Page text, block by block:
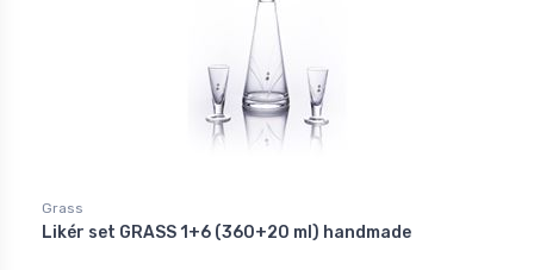
Grass
Likér set GRASS 1+6 (360+20 ml) handmade